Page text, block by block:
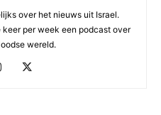
over het nieuws uit Israel.
per week een podcast over
wereld.